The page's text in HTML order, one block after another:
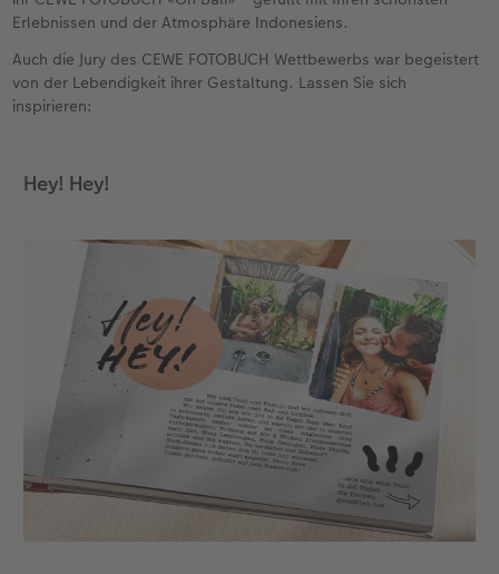
Kundenbeispiele
Kundengeschichten
CEWE myPhotos
Zubehör
CEWE myPhotos
Hartschaum
Mehrteiler
Zubehör
CEWE Geschenkgutschein
CEWE myPhotos
Erlebnissen und der Atmosphäre Indonesiens.
Auch die Jury des CEWE FOTOBUCH Wettbewerbs war begeistert
von der Lebendigkeit ihrer Gestaltung. Lassen Sie sich
inspirieren:
Hey! Hey!